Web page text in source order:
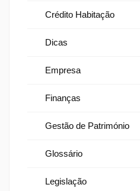
Crédito Habitação
Dicas
Empresa
Finanças
Gestão de Património
Glossário
Legislação